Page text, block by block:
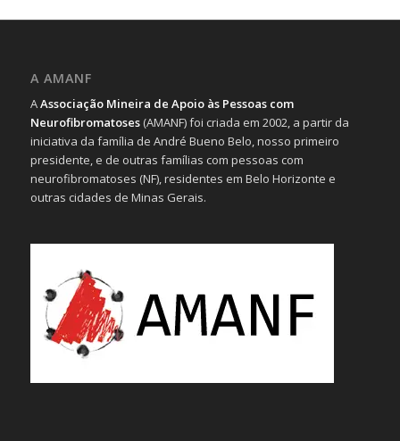
A AMANF
AAssociação Mineira de Apoio às Pessoas com
Neurofibromatoses(AMANF) foi criada em 2002, a partir da
iniciativa da família de André Bueno Belo, nosso primeiro
presidente, e de outras famílias com pessoas com
neurofibromatoses (NF), residentes em Belo Horizonte e
outras cidades de Minas Gerais.